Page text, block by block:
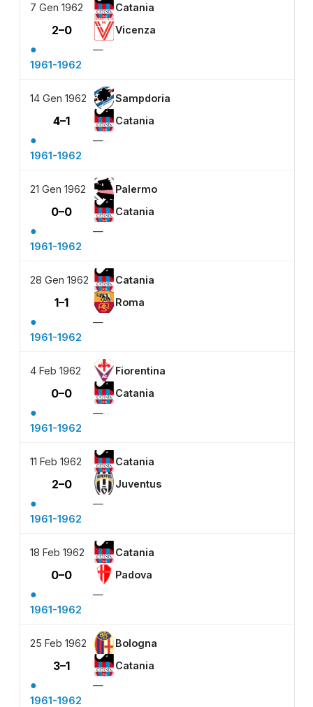
7 Gen 1962 Catania
2–0 Vicenza
●
—
1961-1962
14 Gen 1962 Sampdoria
4–1 Catania
●
—
1961-1962
21 Gen 1962 Palermo
0–0 Catania
●
—
1961-1962
28 Gen 1962 Catania
1–1 Roma
●
—
1961-1962
4 Feb 1962 Fiorentina
0–0 Catania
●
—
1961-1962
11 Feb 1962 Catania
2–0 Juventus
●
—
1961-1962
18 Feb 1962 Catania
0–0 Padova
●
—
1961-1962
25 Feb 1962 Bologna
3–1 Catania
●
—
1961-1962